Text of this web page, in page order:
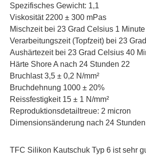
Spezifisches Gewicht: 1,1
Viskosität 2200 ± 300 mPas
Mischzeit bei 23 Grad Celsius 1 Minute
Verarbeitungszeit (Topfzeit) bei 23
Aushärtezeit bei 23 Grad Celsius 40
Härte Shore A nach 24 Stunden 22
Bruchlast 3,5 ± 0,2 N/mm²
Bruchdehnung 1000 ± 20%
Reissfestigkeit 15 ± 1 N/mm²
Reproduktionsdetailtreue: 2 micron
Dimensionsänderung nach 24
TFC Silikon Kautschuk Typ 6 ist sehr